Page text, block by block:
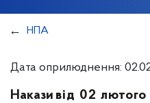
НПА
Дата оприлюднення:
Накази від 02